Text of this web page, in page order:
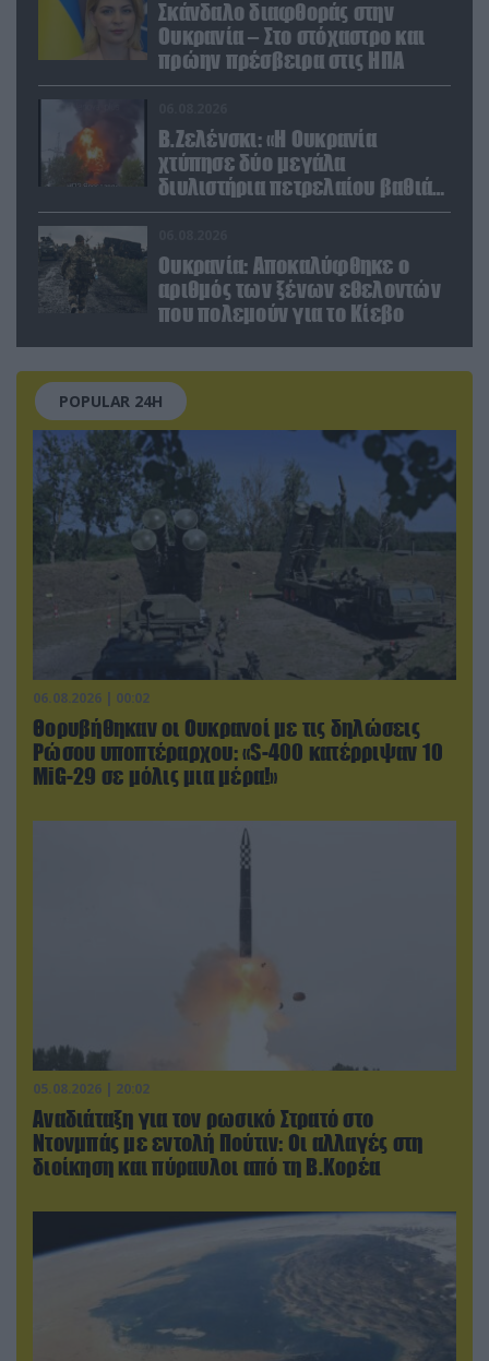
Σκάνδαλο διαφθοράς στην
Ουκρανία – Στο στόχαστρο και
πρώην πρέσβειρα στις ΗΠΑ
Β.Ζελένσκι: «Η Ουκρανία
χτύπησε δύο μεγάλα
διυλιστήρια πετρελαίου βαθιά
στη Ρωσία» (βίντεο)
Ουκρανία: Αποκαλύφθηκε ο
αριθμός των ξένων εθελοντών
που πολεμούν για το Κίεβο
POPULAR 24H
06.08.2026 | 00:02
Θορυβήθηκαν οι Ουκρανοί με τις δηλώσεις
Ρώσου υποπτέραρχου: «S-400 κατέρριψαν 10
MiG-29 σε μόλις μια μέρα!»
05.08.2026 | 20:02
Αναδιάταξη για τον ρωσικό Στρατό στο
Ντονμπάς με εντολή Πούτιν: Οι αλλαγές στη
διοίκηση και πύραυλοι από τη Β.Κορέα